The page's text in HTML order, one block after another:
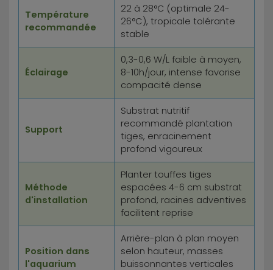
Température
recommandée
22 à 28°C (optimale 24-
26°C), tropicale tolérante
stable
Éclairage
0,3-0,6 W/L faible à moyen,
8-10h/jour, intense favorise
compacité dense
Support
Substrat nutritif
recommandé plantation
tiges, enracinement
profond vigoureux
Méthode
d'installation
Planter touffes tiges
espacées 4-6 cm substrat
profond, racines adventives
facilitent reprise
Position dans
l'aquarium
Arrière-plan à plan moyen
selon hauteur, masses
buissonnantes verticales